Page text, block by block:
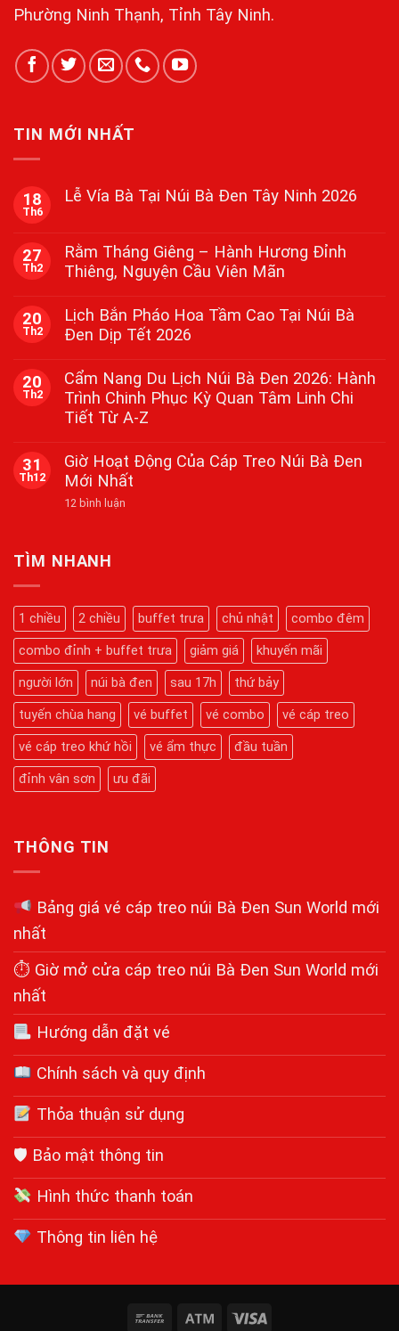
Phường Ninh Thạnh, Tỉnh Tây Ninh.
TIN MỚI NHẤT
18
Th6
Lễ Vía Bà Tại Núi Bà Đen Tây Ninh 2026
bình
luận
ở
Bà
Tại
Núi
Tây
Ninh
2026
27
Th2
Rằm Tháng Giêng – Hành Hương Đỉnh
Thiêng, Nguyện Cầu Viên Mãn
bình
luận
ở
Tháng
Giêng
–
Hành
Hương
Thiêng,
Nguyện
Cầu
Mãn
20
Th2
Lịch Bắn Pháo Hoa Tầm Cao Tại Núi Bà
Đen Dịp Tết 2026
bình
luận
ở
Lịch
Hoa
Tầm
Cao
Tại
Dịp
Tết
20
Th2
Cẩm Nang Du Lịch Núi Bà Đen 2026: Hành
Trình Chinh Phục Kỳ Quan Tâm Linh Chi
Tiết Từ A-Z
bình
luận
ở
Cẩm
Núi
Bà
Hành
Trình
Chinh
Phục
Kỳ
Quan
Tâm
Linh
Chi
Tiết
Từ
A-
Z
31
Th12
Giờ Hoạt Động Của Cáp Treo Núi Bà Đen
Mới Nhất
12 bình luận
Bà
Đen
Mới
Nhất
TÌM NHANH
1 chiều 2 chiều buffet trưa chủ nhật
combo đêm
combo đỉnh + buffet trưa
giảm giá
khuyến mãi
người lớn
núi bà đen sau 17h
thứ bảy
tuyến chùa hang
vé buffet vé combo
vé cáp treo
vé cáp treo khứ hồi
vé ẩm thực
đầu tuần
đỉnh vân sơn
ưu đãi
THÔNG TIN
Bảng giá vé cáp treo núi Bà Đen Sun World mới
nhất
⏱ Giờ mở cửa cáp treo núi Bà Đen Sun World mới
nhất
Hướng dẫn đặt vé
Chính sách và quy định
Thỏa thuận sử dụng
🛡 Bảo mật thông tin
Hình thức thanh toán
Thông tin liên hệ
Bank
Atm Visa